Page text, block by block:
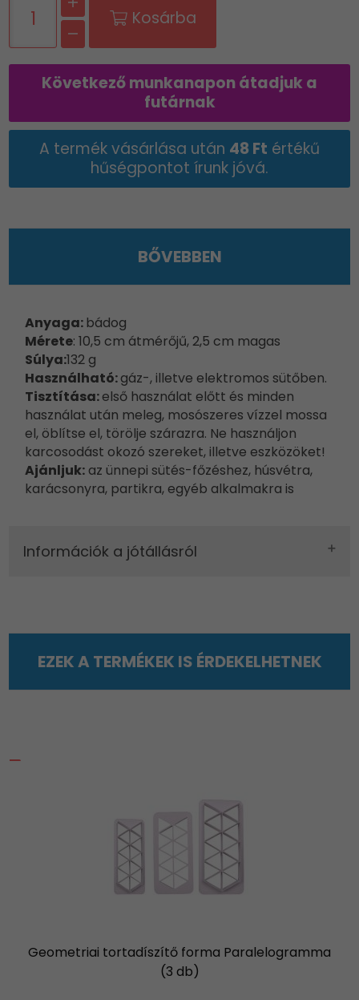
Kosárba
Következő munkanapon átadjuk a
futárnak
A termék vásárlása után 48 Ft értékű
hűségpontot írunk jóvá.
BŐVEBBEN
Anyaga:bádog
Mérete: 10,5 cm átmérőjű, 2,5 cm magas
Súlya:132 g
Használható:gáz-, illetve elektromos sütőben.
Tisztítása:első használat előtt és minden
használat után meleg, mosószeres vízzel mossa
el, öblítse el, törölje szárazra. Ne használjon
karcosodást okozó szereket, illetve eszközöket!
Ajánljuk: az ünnepi sütés-főzéshez, húsvétra,
karácsonyra, partikra, egyéb alkalmakra is
Információk a jótállásról
EZEK A TERMÉKEK IS ÉRDEKELHETNEK
Geometriai tortadíszítő forma Paralelogramma
(3 db)